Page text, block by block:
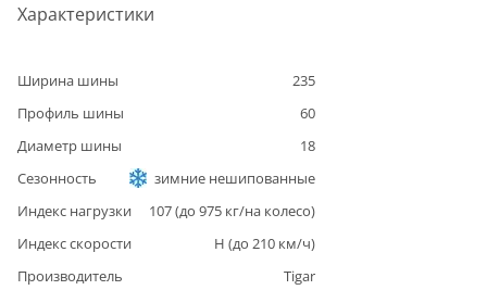
Характеристики
Ширина шины
235
Профиль шины
60
Диаметр шины
18
Сезонность
зимние нешипованные
Индекс нагрузки
107(до 975 кг/на колесо)
Индекс скорости
H (до 210 км/ч)
Производитель
Tigar